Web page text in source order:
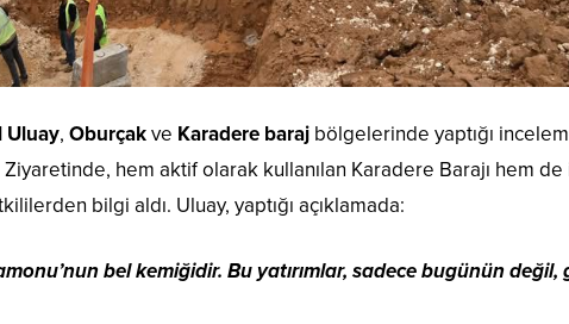
Uluay, Oburçakve Karadere baraj bölgelerinde yaptığı
hem aktif olarak kullanılan Karadere Barajı hem de
bilgi aldı. Uluay, yaptığı açıklamada:
bel kemiğidir. Bu yatırımlar, sadece bugünün değil,